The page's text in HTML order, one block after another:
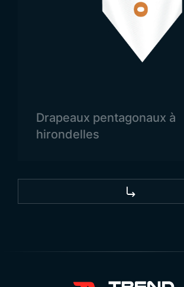
l’intérieur, il orne les murs des
bâtiments publics et des lieux de
À l’extérieur, il flotte sur les
gouvernementaux, lors des
constitue un symbole fort de son
fierté nationale.
du
Drapeaux pentagonaux à
hirondelles